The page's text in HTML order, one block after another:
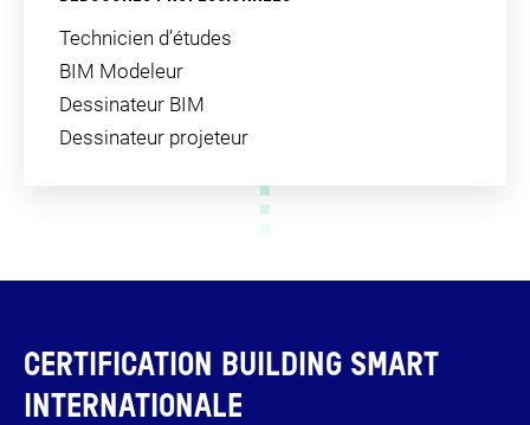
Technicien d’études
BIM Modeleur
Dessinateur BIM
Dessinateur projeteur
CERTIFICATION BUILDING SMART
INTERNATIONALE